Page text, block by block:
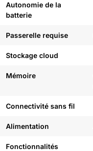
Autonomie de la
batterie
Passerelle requise
Stockage cloud
Mémoire
Connectivité sans fil
Alimentation
Fonctionnalités